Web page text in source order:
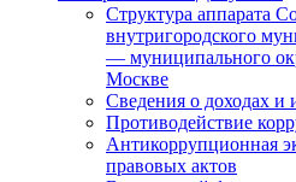
Структура аппарата
внутригородского
— муниципального
Москве
Сведения о доходах и
Противодействие
Антикоррупционная
правовых актов